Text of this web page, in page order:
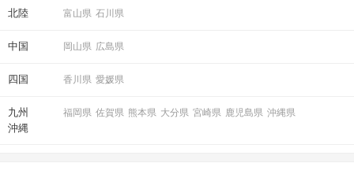
北陸 富山県 石川県
中国 岡山県 広島県
四国 香川県 愛媛県
九州
沖縄
福岡県 佐賀県 熊本県 大分県 宮崎県 鹿児島県 沖縄県